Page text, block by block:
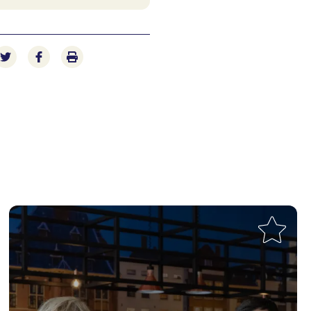
mail
via LinkedIn
Deel op Twitter
Deel op Facebook
Print pagina